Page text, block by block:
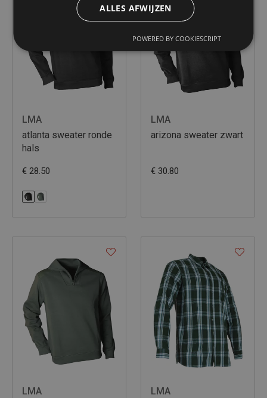
LMA
atlanta sweater ronde
hals
€ 28.50
LMA
arizona sweater zwart
€ 30.80
LMA
LMA
ALLES AFWIJZEN
POWERED BY COOKIESCRIPT